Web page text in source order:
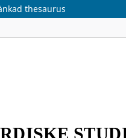
thesaurus